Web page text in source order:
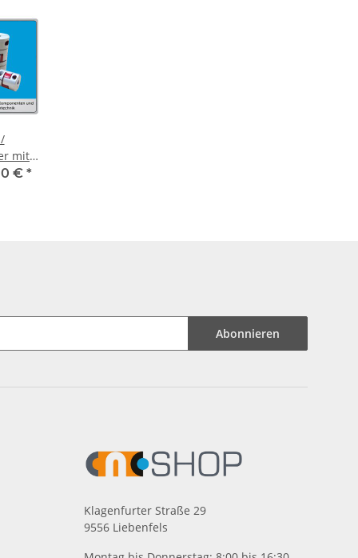
mit
55C
€ *
Abonnieren
Klagenfurter Straße 29
9556 Liebenfels